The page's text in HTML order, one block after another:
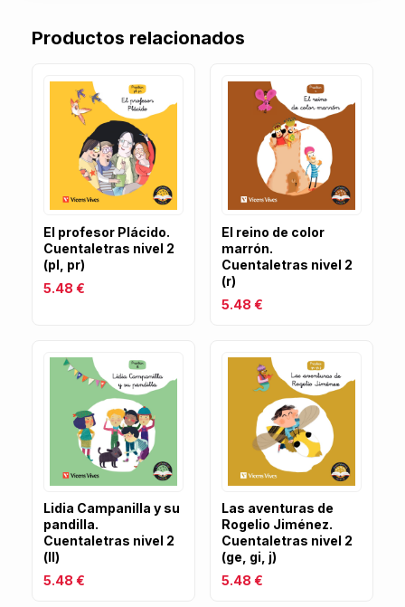
Productos relacionados
El profesor Plácido.
Cuentaletras nivel 2
(pl, pr)
5.48 €
El reino de color
marrón.
Cuentaletras nivel 2
(r)
5.48 €
Lidia Campanilla y su
pandilla.
Cuentaletras nivel 2
(ll)
5.48 €
Las aventuras de
Rogelio Jiménez.
Cuentaletras nivel 2
(ge, gi, j)
5.48 €